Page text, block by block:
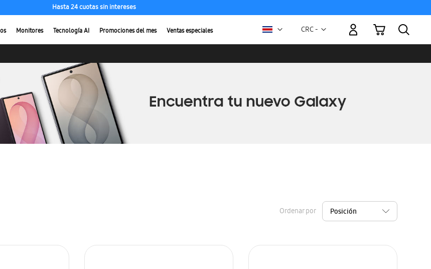
Compra ahora con ENVÍO GRATIS
Monitores Tecnología AI Promociones del mes Ventas especiales Moneda
CRC -
Mi carrito
Ordenar por